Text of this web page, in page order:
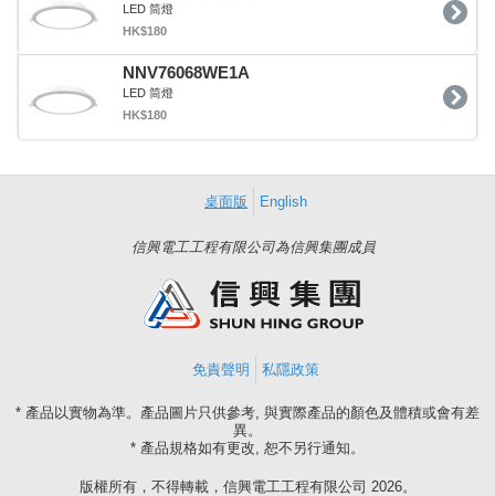
LED 筒燈
HK$180
NNV76068WE1A
LED 筒燈
HK$180
桌面版 English
信興電工工程有限公司為信興集團成員
免責聲明 私隱政策
* 產品以實物為準。產品圖片只供參考, 與實際產品的顏色及體積或會有差
異。
* 產品規格如有更改, 恕不另行通知。
版權所有，不得轉載，信興電工工程有限公司 2026。